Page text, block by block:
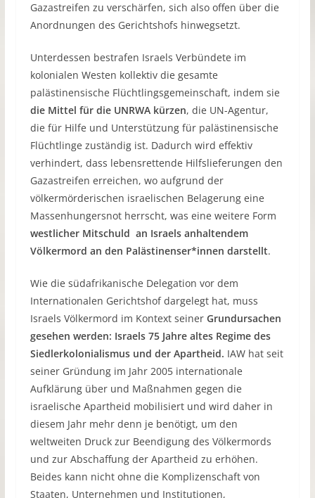
Gazastreifen zu verschärfen, sich also offen über die
Anordnungen des Gerichtshofs hinwegsetzt.
Unterdessen bestrafen Israels Verbündete im
kolonialen Westen kollektiv die gesamte
palästinensische Flüchtlingsgemeinschaft, indem sie
die Mittel für die UNRWA kürzen, die UN-Agentur,
die für Hilfe und Unterstützung für palästinensische
Flüchtlinge zuständig ist. Dadurch wird effektiv
verhindert, dass lebensrettende Hilfslieferungen den
Gazastreifen erreichen, wo aufgrund der
völkermörderischen israelischen Belagerung eine
Massenhungersnot herrscht, was eine weitere Form
westlicher Mitschuld an Israels anhaltendem
Völkermord an den Palästinenser*innen darstellt.
Wie die südafrikanische Delegation vor dem
Internationalen Gerichtshof dargelegt hat, muss
Israels Völkermord im Kontext seiner Grundursachen
gesehen werden: Israels 75 Jahre altes Regime des
Siedlerkolonialismus und der Apartheid. IAW hat seit
seiner Gründung im Jahr 2005 internationale
Aufklärung über und Maßnahmen gegen die
israelische Apartheid mobilisiert und wird daher in
diesem Jahr mehr denn je benötigt, um den
weltweiten Druck zur Beendigung des Völkermords
und zur Abschaffung der Apartheid zu erhöhen.
Beides kann nicht ohne die Komplizenschaft von
Staaten, Unternehmen und Institutionen,